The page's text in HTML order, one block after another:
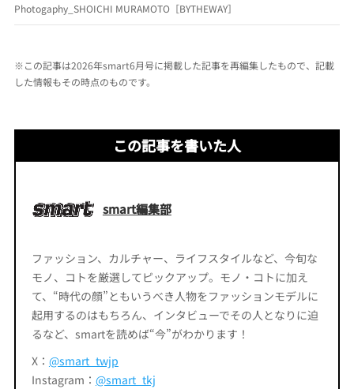
Photogaphy_SHOICHI MURAMOTO［BYTHEWAY］
※この記事は2026年smart6月号に掲載した記事を再編集したもので、記載
した情報もその時点のものです。
この記事を書いた人
smart編集部
ファッション、カルチャー、ライフスタイルなど、今旬な
モノ、コトを厳選してピックアップ。モノ・コトに加え
て、“時代の顔”ともいうべき人物をファッションモデルに
起用するのはもちろん、インタビューでその人となりに迫
るなど、smartを読めば“今”がわかります！
X： @smart_twjp
Instagram： @smart_tkj